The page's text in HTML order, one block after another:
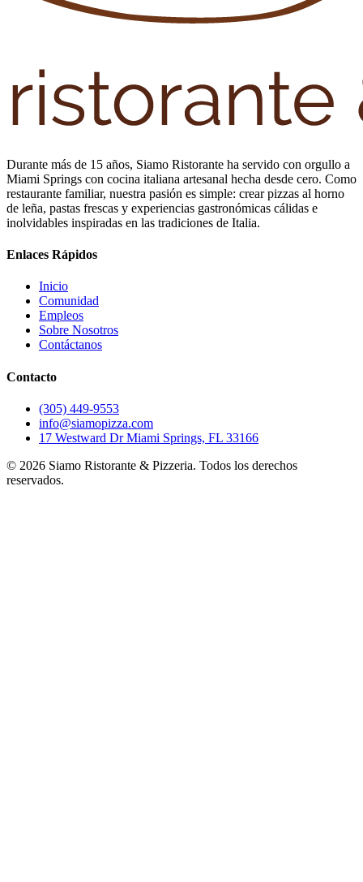
Durante más de 15 años, Siamo Ristorante ha servido con orgullo a
Miami Springs con cocina italiana artesanal hecha desde cero. Como
restaurante familiar, nuestra pasión es simple: crear pizzas al horno
de leña, pastas frescas y experiencias gastronómicas cálidas e
inolvidables inspiradas en las tradiciones de Italia.
Enlaces Rápidos
Inicio
Comunidad
Empleos
Sobre Nosotros
Contáctanos
Contacto
(305) 449-9553
info@siamopizza.com
17 Westward Dr Miami Springs, FL 33166
© 2026 Siamo Ristorante & Pizzeria. Todos los derechos
reservados.